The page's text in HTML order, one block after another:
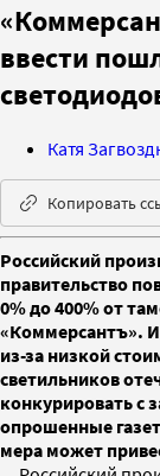
ввести
Катя
Копировать
Российский
правительство
0% до 400% от
«Коммерсантъ».
из-за низкой
светильников
конкурировать с
опрошенные
мера может